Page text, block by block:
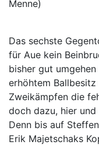
Menne)
Das sechste
für Aue kein
bisher gut
erhöhtem
Zweikämpfen die
doch dazu, hier
Denn bis auf
Erik Majetschaks